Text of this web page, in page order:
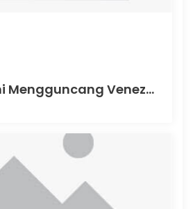
Krisis Ekonomi Mengguncang Venezuela